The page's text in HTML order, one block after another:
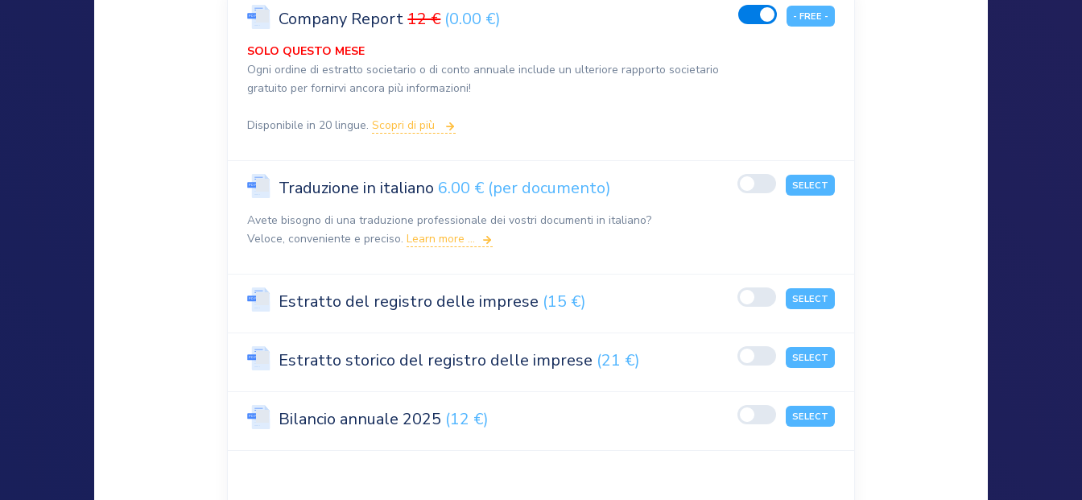
Company Report12 €(0.00 €)
SOLO QUESTO MESE
Ogni ordine di estratto societario o di conto annuale include un ulteriore rapporto societario
gratuito per fornirvi ancora più informazioni!
Disponibile in 20 lingue. Scopri di più
- FREE -
Traduzione in italiano 6.00 € (per documento)
Avete bisogno di una traduzione professionale dei vostri documenti in italiano?
Veloce, conveniente e preciso. Learn more ...
SELECT
Estratto del registro delle imprese (15 €) SELECT
Estratto storico del registro delle imprese (21 €) SELECT
Bilancio annuale 2025 (12 €) SELECT